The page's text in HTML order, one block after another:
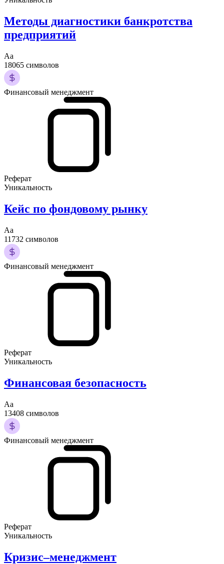
Методы диагностики банкротства
предприятий
Аа
18065 символов
Финансовый менеджмент
Реферат
Уникальность
Кейс по фондовому рынку
Аа
11732 символов
Финансовый менеджмент
Реферат
Уникальность
Финансовая безопасность
Аа
13408 символов
Финансовый менеджмент
Реферат
Уникальность
Кризис–менеджмент